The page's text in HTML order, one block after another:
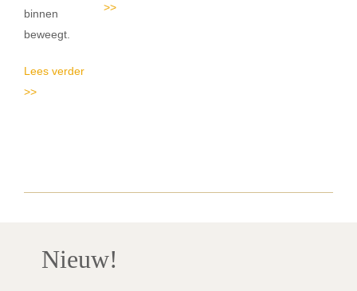
binnen
beweegt.
Lees verder
>>
>>
Nieuw!